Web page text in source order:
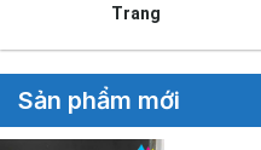
Sản phẩm mới
Trang